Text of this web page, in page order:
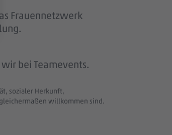
Frauennetzwerk
bei Teamevents.
sozialer Herkunft,
willkommen sind.